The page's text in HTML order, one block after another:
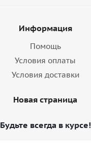
Информация
Помощь
Условия оплаты
Условия доставки
Новая страница
Будьте всегда в курсе!